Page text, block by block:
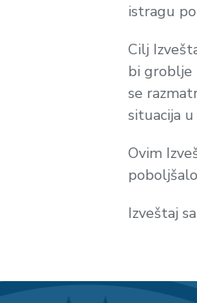
istragu
Cilj
bi groblje
se
situacija
Ovim
Izveštaj